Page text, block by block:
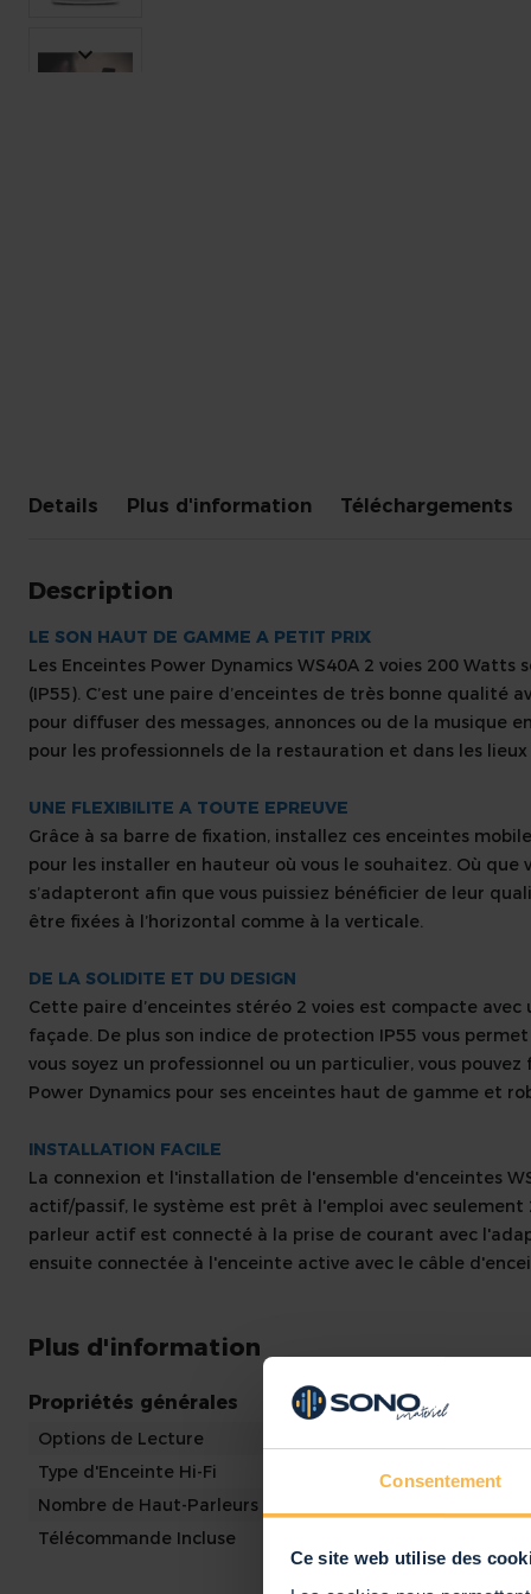
Consentement
Ce site web utilise des
Details Plus d'information Téléchargements
Description
LE SON HAUT DE GAMME A PETIT PRIX
Les Enceintes Power Dynamics WS40A 2 voies 200
(IP55). C’est une paire d’enceintes de très bonne qualité
pour diffuser des messages, annonces ou de la musique
pour les professionnels de la restauration et dans les lieux
UNE FLEXIBILITE A TOUTE EPREUVE
Grâce à sa barre de fixation, installez ces enceintes
pour les installer en hauteur où vous le souhaitez. Où que
s’adapteront afin que vous puissiez bénéficier de leur
être fixées à l’horizontal comme à la verticale.
DE LA SOLIDITE ET DU DESIGN
Cette paire d’enceintes stéréo 2 voies est compacte
façade. De plus son indice de protection IP55 vous
vous soyez un professionnel ou un particulier, vous
Power Dynamics pour ses enceintes haut de gamme et
INSTALLATION FACILE
La connexion et l'installation de l'ensemble d'enceintes
actif/passif, le système est prêt à l'emploi avec seulement
parleur actif est connecté à la prise de courant avec
ensuite connectée à l'enceinte active avec le câble
Plus d'information
Propriétés générales
Options de Lecture
Type d'Enceinte Hi-Fi
Nombre de Haut-Parleurs
Télécommande Incluse